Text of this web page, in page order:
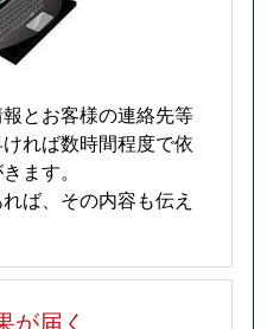
とお客様の連絡先等
れば数時間程度で依
ます。
ば、その内容も伝え
が届く